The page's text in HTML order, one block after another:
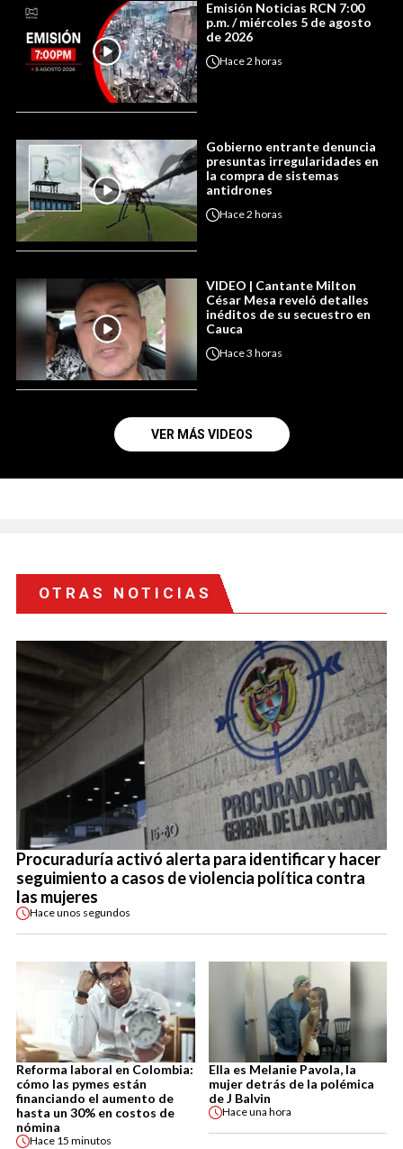
Emisión Noticias RCN 7:00
p.m. / miércoles 5 de agosto
de 2026
Hace2 horas
Gobierno entrante denuncia
presuntas irregularidades en
la compra de sistemas
antidrones
Hace2 horas
VIDEO | Cantante Milton
César Mesa reveló detalles
inéditos de su secuestro en
Cauca
Hace3 horas
VER MÁS VIDEOS
OTRAS NOTICIAS
Procuraduría activó alerta para identificar y hacer
seguimiento a casos de violencia política contra
las mujeres
Haceunos segundos
Reforma laboral en Colombia:
cómo las pymes están
financiando el aumento de
hasta un 30% en costos de
nómina
Hace 15 minutos
Ella es Melanie Pavola, la
mujer detrás de la polémica
de J Balvin
Haceuna hora